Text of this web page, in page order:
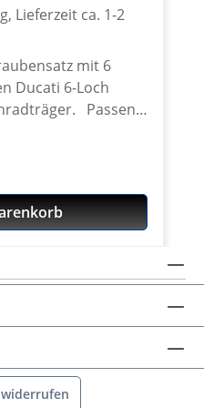
Lieferzeit ca. 1-2
mit 6
Ducati 6-Loch
Passend
6 Löchern (große
der Bohrung des
Stahl, verzinkt